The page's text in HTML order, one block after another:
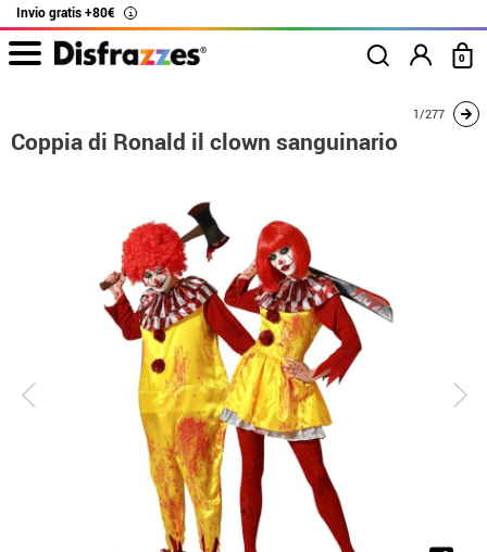
Invio gratis +80€ i
0
Coppia di Ronald il clown sanguinario
1/277
Coppia di Ronald il clown sanguinario